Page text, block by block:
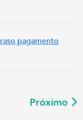
pagamento
Próximo